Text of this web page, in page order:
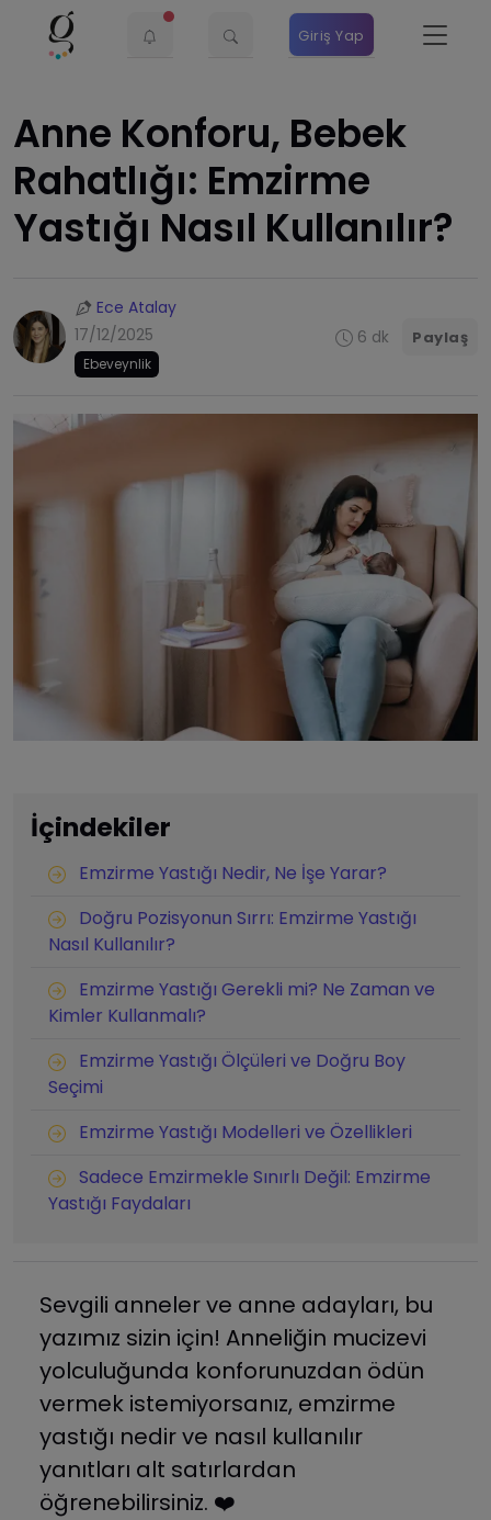
Giriş Yap
Anne Konforu, Bebek
Rahatlığı: Emzirme
Yastığı Nasıl Kullanılır?
Ece Atalay
17/12/2025
Ebeveynlik
6 dk Paylaş
İçindekiler
Emzirme Yastığı Nedir, Ne İşe Yarar?
Doğru Pozisyonun Sırrı: Emzirme Yastığı
Nasıl Kullanılır?
Emzirme Yastığı Gerekli mi? Ne Zaman ve
Kimler Kullanmalı?
Emzirme Yastığı Ölçüleri ve Doğru Boy
Seçimi
Emzirme Yastığı Modelleri ve Özellikleri
Sadece Emzirmekle Sınırlı Değil: Emzirme
Yastığı Faydaları
Sevgili anneler ve anne adayları, bu
yazımız sizin için! Anneliğin mucizevi
yolculuğunda konforunuzdan ödün
vermek istemiyorsanız, emzirme
yastığı nedir ve nasıl kullanılır
yanıtları alt satırlardan
öğrenebilirsiniz. ❤️